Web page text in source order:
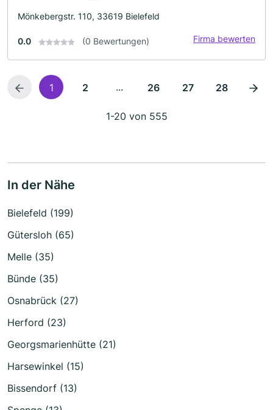
Mönkebergstr. 110, 33619 Bielefeld
0.0 (0 Bewertungen) Firma bewerten
1 2 ... 26 27 28
1-20 von 555
In der Nähe
Bielefeld (199)
Gütersloh (65)
Melle (35)
Bünde (35)
Osnabrück (27)
Herford (23)
Georgsmarienhütte (21)
Harsewinkel (15)
Bissendorf (13)